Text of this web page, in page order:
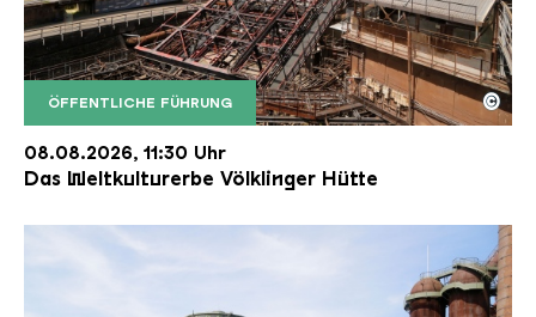
ÖFFENTLICHE FÜHRUNG
Der Erzschrägaufzug der Völklinger Hütte mit
Copyright: Weltkulturerbe Völklinger Hütte | Karl
©
08.08.2026, 11:30 Uhr
Das Weltkulturerbe Völklinger Hütte